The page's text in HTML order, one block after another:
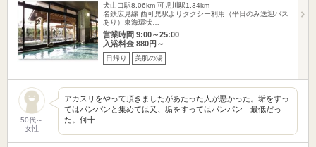
犬山口駅8.06km 可児川駅1.34km
名鉄広見線 西可児駅よりタクシー利用（平日のみ送迎バス
あり）東海環状…
営業時間 9:00～25:00
入浴料金 880円～
日帰り 美肌の湯
50代～
女性
アカスリをやって頂きましたがあたった人が悪かった。垢をすっ
てはパンパンと集めては又、垢をすってはパンパン 最低だっ
た。何十…